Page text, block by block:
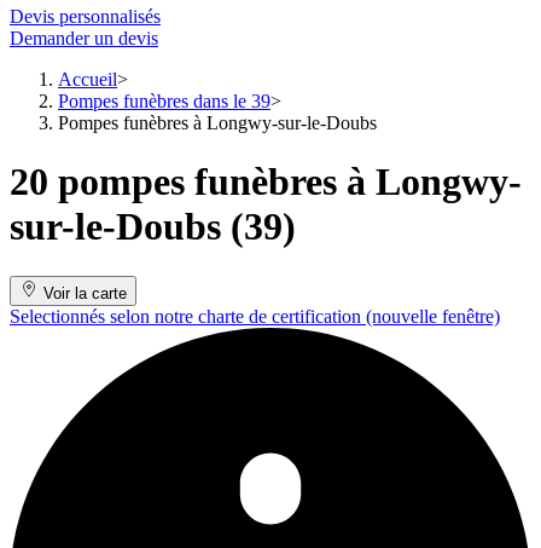
Devis personnalisés
Demander un devis
Accueil
Pompes funèbres dans le 39
Pompes funèbres à Longwy-sur-le-Doubs
20 pompes funèbres à Longwy-
sur-le-Doubs (39)
Voir la carte
Selectionnés selon notre charte de certification (nouvelle fenêtre)